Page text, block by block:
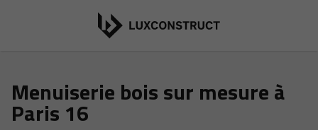
Menuiserie bois sur mesure à
Paris 16